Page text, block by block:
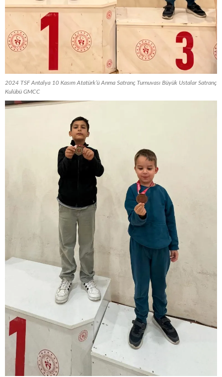
2024 TSF Antalya 10 Kasım Atatürk’ü Anma Satranç Turnuvası Büyük Ustalar Satranç
Kulübü GMCC